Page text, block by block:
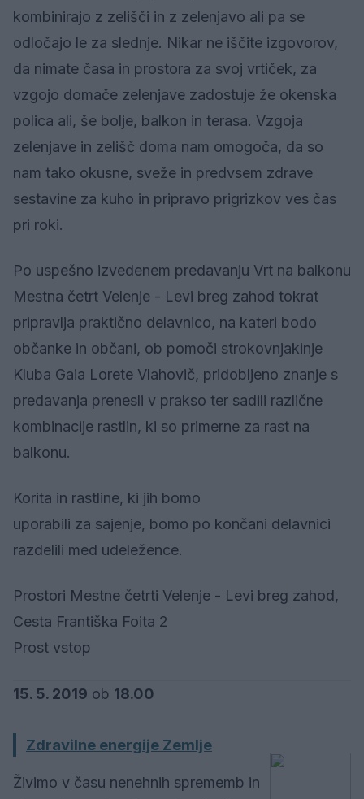
kombinirajo z zelišči in z zelenjavo ali pa se
odločajo le za slednje. Nikar ne iščite izgovorov,
da nimate časa in prostora za svoj vrtiček, za
vzgojo domače zelenjave zadostuje že okenska
polica ali, še bolje, balkon in terasa. Vzgoja
zelenjave in zelišč doma nam omogoča, da so
nam tako okusne, sveže in predvsem zdrave
sestavine za kuho in pripravo prigrizkov ves čas
pri roki.
Po uspešno izvedenem predavanju Vrt na balkonu
Mestna četrt Velenje - Levi breg zahod tokrat
pripravlja praktično delavnico, na kateri bodo
občanke in občani, ob pomoči strokovnjakinje
Kluba Gaia Lorete Vlahovič, pridobljeno znanje s
predavanja prenesli v prakso ter sadili različne
kombinacije rastlin, ki so primerne za rast na
balkonu.
Korita in rastline, ki jih bomo
uporabili za sajenje, bomo po končani delavnici
razdelili med udeležence.
Prostori Mestne četrti Velenje - Levi breg zahod,
Cesta Františka Foita 2
Prost vstop
15. 5. 2019 ob 18.00
Zdravilne energije Zemlje
Živimo v času nenehnih sprememb in